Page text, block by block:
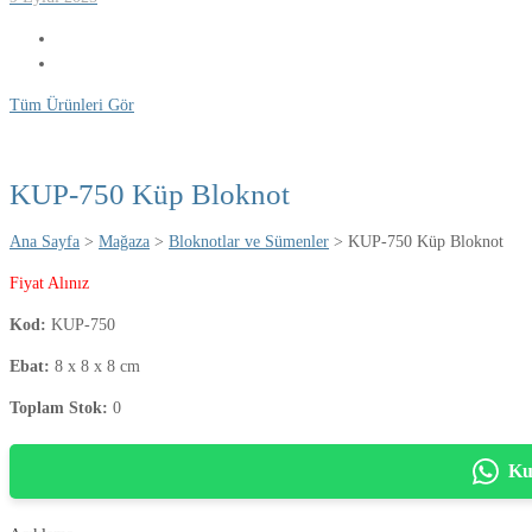
Tüm Ürünleri Gör
KUP-750 Küp Bloknot
Ana Sayfa > Mağaza > Bloknotlar ve Sümenler > KUP-750 Küp Bloknot
Fiyat Alınız
Kod: KUP-750
Ebat: 8 x 8 x 8 cm
Toplam Stok: 0